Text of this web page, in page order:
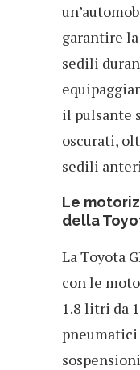
garantire
sedili
il pulsante
oscurati,
sedili
Le
della
La Toyota
con le
1.8 litri da